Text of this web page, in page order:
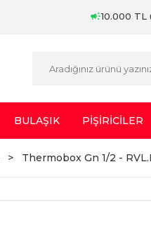
10.000 TL
BULAŞIK PİŞİRİCİLER
Thermobox Gn 1/2 -